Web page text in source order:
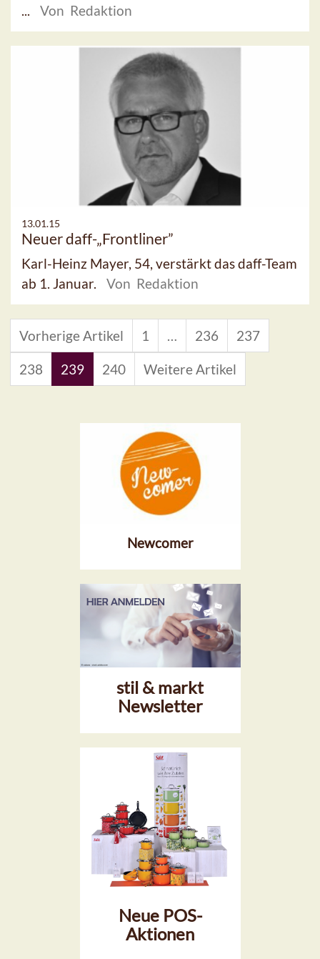
...
Von Redaktion
13.01.15
Neuer daff-„Frontliner”
Karl-Heinz Mayer, 54, verstärkt das daff-Team
ab 1. Januar.
Von Redaktion
Vorherige Artikel 1 … 236 237
238 239 240 Weitere Artikel
Newcomer
stil & markt
Newsletter
Neue POS-
Aktionen